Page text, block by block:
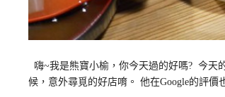
嗨~我是熊寶小榆，你今天過的好嗎? 今天
候，意外尋覓的好店唷。 他在Google的評